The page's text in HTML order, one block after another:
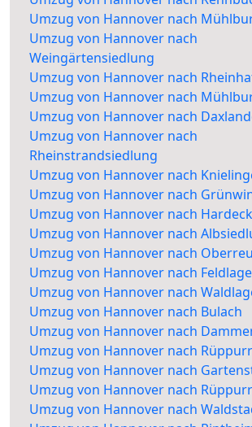
Umzug von Hannover nach
Umzug von Hannover nach
Weingärtensiedlung
Umzug von Hannover nach
Umzug von Hannover nach
Umzug von Hannover nach
Umzug von Hannover nach
Rheinstrandsiedlung
Umzug von Hannover nach
Umzug von Hannover nach
Umzug von Hannover nach
Umzug von Hannover nach
Umzug von Hannover nach
Umzug von Hannover nach Feldlage
Umzug von Hannover nach
Umzug von Hannover nach Bulach
Umzug von Hannover nach
Umzug von Hannover nach Rüppurr
Umzug von Hannover nach
Umzug von Hannover nach Rüppurr
Umzug von Hannover nach